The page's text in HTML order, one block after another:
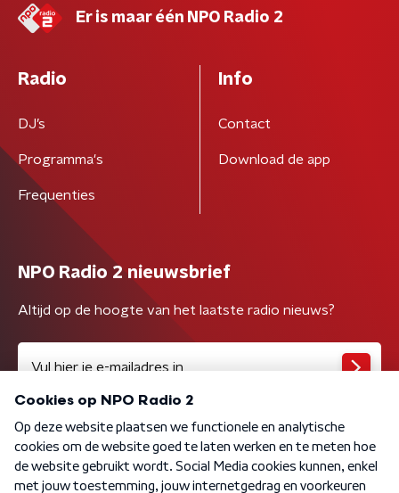
Er is maar één NPO Radio 2
Radio
DJ’s
Programma's
Frequenties
Info
Contact
Download de app
NPO Radio 2 nieuwsbrief
Altijd op de hoogte van het laatste radio nieuws?
Algemene voorwaarden